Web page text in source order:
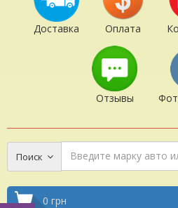
Доставка Оплата
Отзывы
Поиск
0 грн